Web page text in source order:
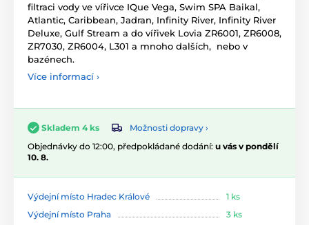
filtraci vody ve vířivce IQue Vega, Swim SPA Baikal,
Atlantic, Caribbean, Jadran, Infinity River, Infinity River
Deluxe, Gulf Stream a do vířivek Lovia ZR6001, ZR6008,
ZR7030, ZR6004, L301 a mnoho dalších, nebo v
bazénech.
Více informací ›
Skladem 4 ks
Možnosti dopravy ›
Objednávky do 12:00, předpokládané dodání: u vás v pondělí
10. 8.
Výdejní místo Hradec Králové
1 ks
Výdejní místo Praha
3 ks